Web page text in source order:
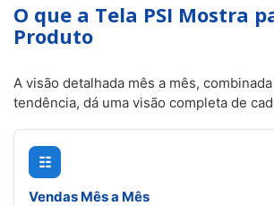
O que a Tela PSI Mostra
Produto
A visão detalhada mês a mês,
tendência, dá uma visão completa de
☷
Vendas Mês a Mês